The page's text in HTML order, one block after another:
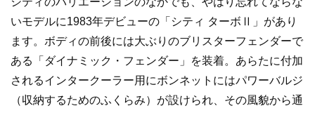
いモデルに1983年デビューの「シティ ターボⅡ」があり
ます。ボディの前後には大ぶりのブリスターフェンダーで
ある「ダイナミック・フェンダー」を装着。あらたに付加
されるインタークーラー用にボンネットにはパワーバルジ
（収納するためのふくらみ）が設けられ、その風貌から通